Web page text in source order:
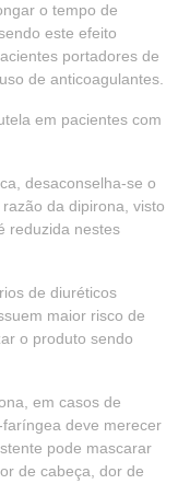
o tempo de
este efeito
portadores de
de anticoagulantes.
em pacientes com
desaconselha-se o
da dipirona, visto
reduzida nestes
de diuréticos
maior risco de
o produto sendo
em casos de
deve merecer
pode mascarar
de cabeça, dor de